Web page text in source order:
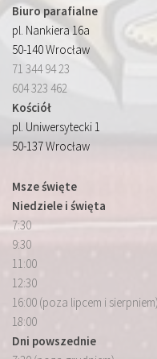
Biuro parafialne
pl. Nankiera 16a
50-140 Wrocław
71 344 94 23
604 323 462
Kościół
pl. Uniwersytecki 1
50-137 Wrocław
Msze święte
Niedziele i święta
7:30
9:30
11:00
12:30
16:00 (poza lipcem i sierpniem)
18:00
Dni powszednie